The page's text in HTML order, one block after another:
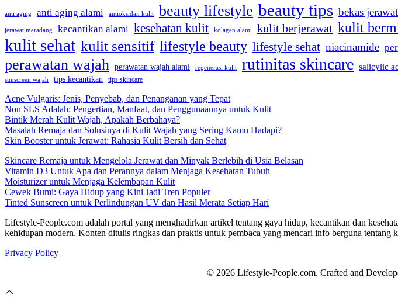
anti aging anti aging alami antioksidan kulit beauty lifestyle beauty tips bekas jerawat
jerawat meradang kecantikan alami kesehatan kulit kolagen alami kulit berjerawat kulit
kulit sehat kulit sensitif lifestyle beauty lifestyle sehat niacinamide
perawatan wajah perawatan wajah alami regenerasi kulit rutinitas skincare salicylic
sunscreen wajah tips kecantikan tips skincare
Acne Vulgaris: Jenis, Penyebab, dan Penanganan yang Tepat
Non SLS Adalah: Pengertian, Manfaat, dan Penggunaannya untuk Kulit
Bintik Merah Kulit Wajah, Apakah Berbahaya?
Masalah Remaja dan Solusinya di Kulit Wajah yang Sering Kamu Hadapi?
Skin Booster untuk Jerawat: Rahasia Kulit Bersih dan Sehat
Skincare Remaja untuk Mengelola Jerawat dan Minyak Berlebih di Usia Belasan
Vitamin D3 Untuk Apa dan Perannya dalam Menjaga Kesehatan Tubuh
Moisturizer untuk Menjaga Kelembapan Kulit
Cewek Bumi: Gaya Hidup yang Kini Jadi Tren Populer
Tinted Sunscreen untuk Perlindungan UV dan Hasil Merata Setiap Hari
Lifestyle-People.com adalah portal yang menghadirkan artikel tentang gaya hidup, kecantikan dan
kehidupan modern. Konten ditulis ringkas dan praktis untuk pembaca yang mencari info berguna tentang
Privacy Policy
© 2026 Lifestyle-People.com. Crafted and